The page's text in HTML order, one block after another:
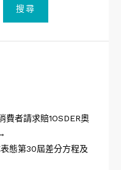
搜尋
費者請求賠1OSDER奧
態第30屆差分方程及